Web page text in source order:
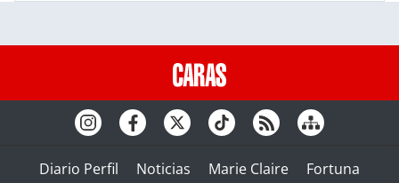
Diario Perfil Noticias Marie Claire Fortuna